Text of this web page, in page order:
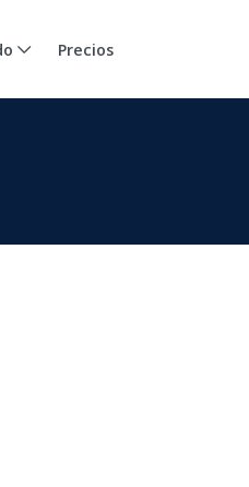
Precios